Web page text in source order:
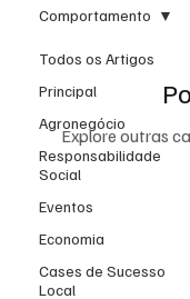
Todos os Artigos
Principal
Agronegócio
Responsabilidade
Social
Eventos
Economia
Cases de Sucesso
Local
Comportamento
Explore outras